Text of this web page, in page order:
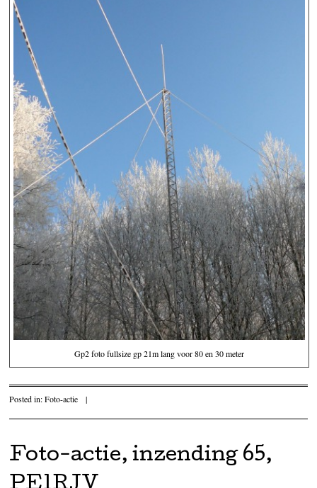
Gp2 foto fullsize gp 21m lang voor 80 en 30 meter
Posted in:Foto-actie |
Foto-actie, inzending 65,